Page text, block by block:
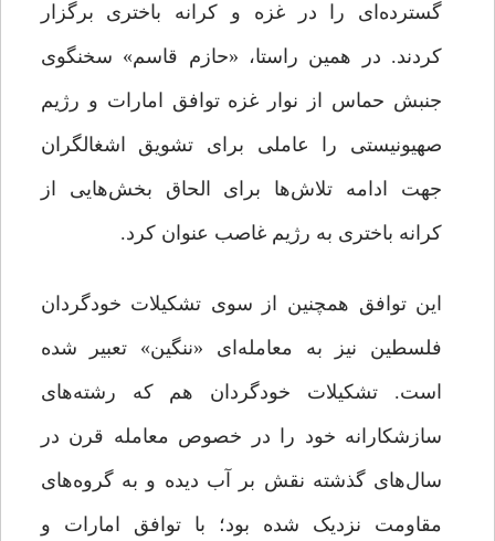
گسترده‌ای را در غزه و کرانه باختری برگزار
کردند. در همین راستا، «حازم قاسم» سخنگوی
جنبش حماس از نوار غزه توافق امارات و رژیم
صهیونیستی را عاملی برای تشویق اشغالگران
جهت ادامه تلاش‌ها برای الحاق بخش‌هایی از
کرانه باختری به رژیم غاصب عنوان کرد.
این توافق همچنین از سوی تشکیلات خودگردان
فلسطین نیز به معامله‌ای «ننگین» تعبیر شده
است. تشکیلات خودگردان هم که رشته‌های
سازشکارانه خود را در خصوص معامله قرن در
سال‌های گذشته نقش بر آب دیده و به گروه‌های
مقاومت نزدیک شده بود؛ با توافق امارات و